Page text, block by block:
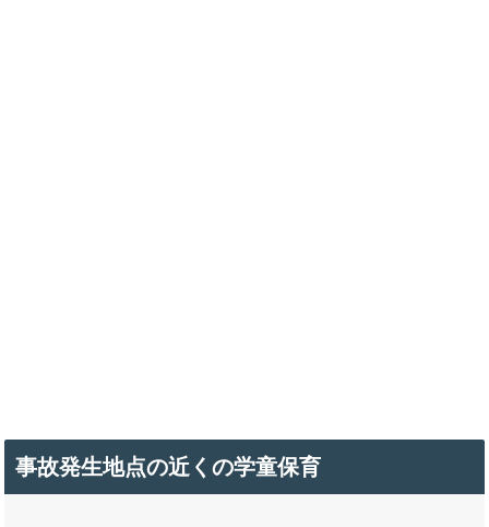
事故発生地点の近くの学童保育